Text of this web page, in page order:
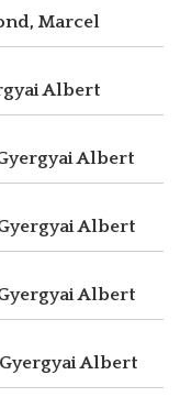
Marcel
Albert
Albert
Albert
Albert
Gyergyai Albert